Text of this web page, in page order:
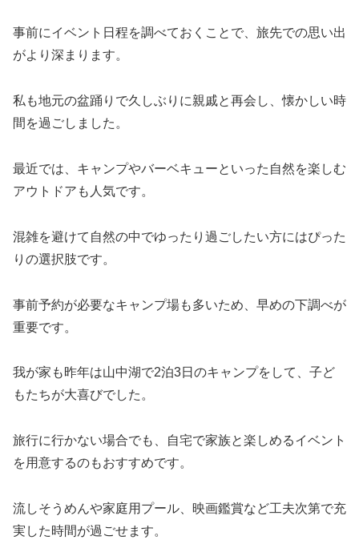
事前にイベント日程を調べておくことで、旅先での思い出
がより深まります。
私も地元の盆踊りで久しぶりに親戚と再会し、懐かしい時
間を過ごしました。
最近では、キャンプやバーベキューといった自然を楽しむ
アウトドアも人気です。
混雑を避けて自然の中でゆったり過ごしたい方にはぴった
りの選択肢です。
事前予約が必要なキャンプ場も多いため、早めの下調べが
重要です。
我が家も昨年は山中湖で2泊3日のキャンプをして、子ど
もたちが大喜びでした。
旅行に行かない場合でも、自宅で家族と楽しめるイベント
を用意するのもおすすめです。
流しそうめんや家庭用プール、映画鑑賞など工夫次第で充
実した時間が過ごせます。